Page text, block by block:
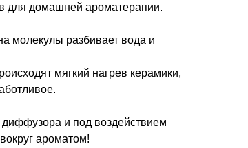
для домашней ароматерапии.
молекулы разбивает вода и
мягкий нагрев керамики,
и под воздействием
ароматом!